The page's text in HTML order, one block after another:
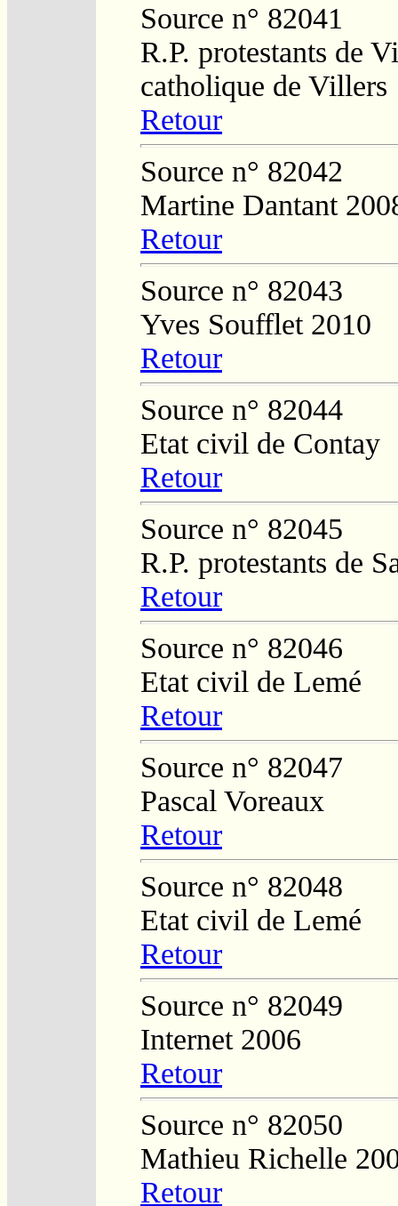
Source n° 82041
R.P. protestants de
catholique de Villers
Retour
Source n° 82042
Martine Dantant
Retour
Source n° 82043
Yves Soufflet 2010
Retour
Source n° 82044
Etat civil de Contay
Retour
Source n° 82045
R.P. protestants de
Retour
Source n° 82046
Etat civil de Lemé
Retour
Source n° 82047
Pascal Voreaux
Retour
Source n° 82048
Etat civil de Lemé
Retour
Source n° 82049
Internet 2006
Retour
Source n° 82050
Mathieu Richelle
Retour